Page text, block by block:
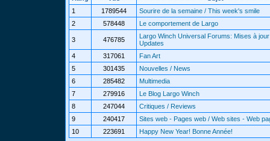
1
1789544
Sourire de la semaine / This week's smile
2
578448 Le comportement de Largo
3 476785
Largo Winch Universal Forums: Mises à
Updates
4
317061
Fan Art
5
301435
Nouvelles / News
6
285482
Multimedia
7
279916
Le Blog Largo Winch
8
247044
Critiques / Reviews
9
240417
Sites web - Pages web / Web sites - Web
10
223691 Happy New Year! Bonne Année!